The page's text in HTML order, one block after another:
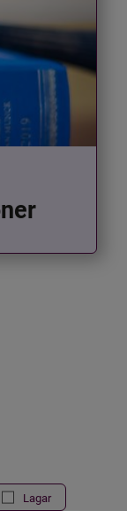
Lagar